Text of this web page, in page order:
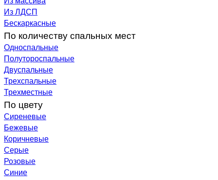
Из ЛДСП
Бескаркасные
По количеству спальных мест
Односпальные
Полутороспальные
Двуспальные
Трехспальные
Трехместные
По цвету
Сиреневые
Бежевые
Коричневые
Серые
Розовые
Синие